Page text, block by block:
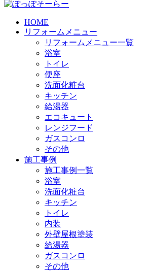
HOME
リフォームメニュー
リフォームメニュー一覧
浴室
トイレ
便座
洗面化粧台
キッチン
給湯器
エコキュート
レンジフード
ガスコンロ
その他
施工事例
施工事例一覧
浴室
洗面化粧台
キッチン
トイレ
内装
外壁屋根塗装
給湯器
ガスコンロ
その他